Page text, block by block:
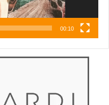
00:10